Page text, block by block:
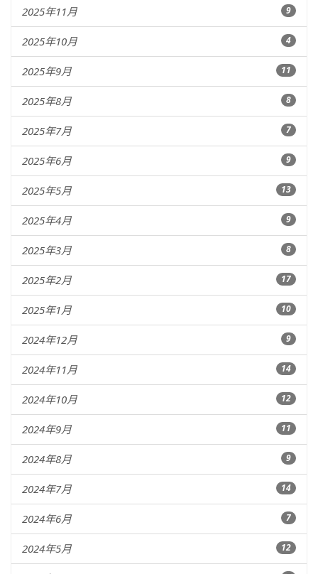
2025年11月 9
2025年10月 4
2025年9月 11
2025年8月 8
2025年7月 7
2025年6月 9
2025年5月 13
2025年4月 9
2025年3月 8
2025年2月 17
2025年1月 10
2024年12月 9
2024年11月 14
2024年10月 12
2024年9月 11
2024年8月 9
2024年7月 14
2024年6月 7
2024年5月 12